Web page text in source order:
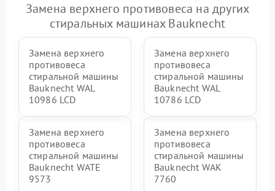
Замена верхнего противовеса на других
стиральных машинах Bauknecht
Замена верхнего
противовеса
стиральной машины
Bauknecht WAL
10986 LCD
Замена верхнего
противовеса
стиральной машины
Bauknecht WAL
10786 LCD
Замена верхнего
противовеса
стиральной машины
Bauknecht WATE
9573
Замена верхнего
противовеса
стиральной машины
Bauknecht WAK
7760